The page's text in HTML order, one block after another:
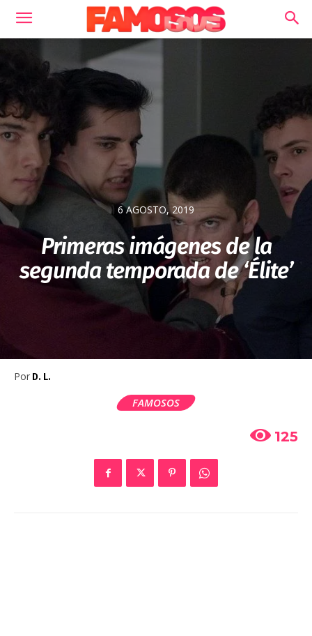
6 AGOSTO, 2019
Primeras imágenes de la
segunda temporada de ‘Élite’
Por D. L.
FAMOSOS
125